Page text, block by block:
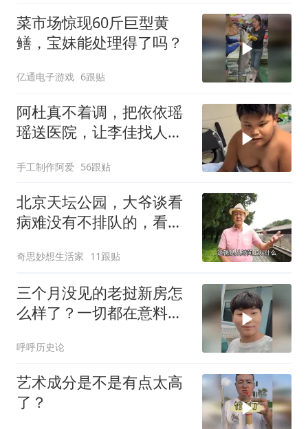
菜市场惊现60斤巨型黄
鳝，宝妹能处理得了吗？
亿通电子游戏 6跟贴
阿杜真不着调，把依依瑶
瑶送医院，让李佳找人看
手工制作阿爱 56跟贴
北京天坛公园，大爷谈看
病难没有不排队的，看个
奇思妙想生活家 11跟贴
三个月没见的老挝新房怎
么样了？一切都在意料之
呼呼历史论
艺术成分是不是有点太高
了？